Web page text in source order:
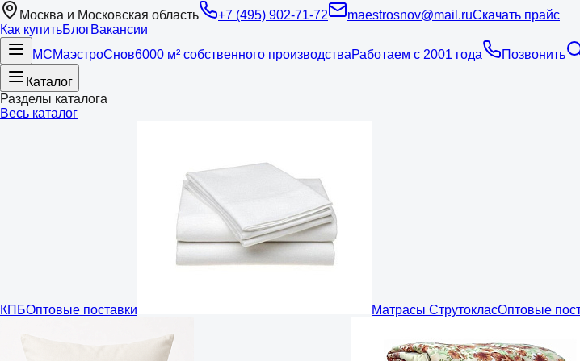
Москва и Московская область +7 (495) 902-71-72 maestrosnov@mail.ruСкачать прайс
Как купитьБлогВакансии
МСМаэстроСнов6000 м² собственного производстваРаботаем с 2001 года Позвонить
Каталог
Разделы каталога
Весь каталог
КПБОптовые поставки Матрасы СтрутокласОптовые